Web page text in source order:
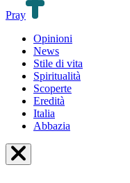
Pray
Opinioni
News
Stile di vita
Spiritualità
Scoperte
Eredità
Italia
Abbazia